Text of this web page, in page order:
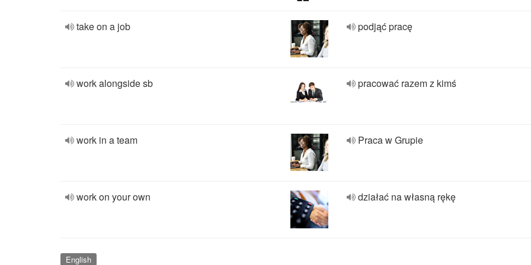
take on a job podjąć pracę
work alongside sb pracować razem z kimś
work in a team Praca w Grupie
work on your own działać na własną rękę
English